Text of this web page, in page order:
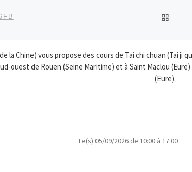
la Chine) vous propose des cours de Tai chi chuan (Tai
ouest de Rouen (Seine Maritime) et à Saint Maclou
(Eure).
Le(s) 05/09/2026 de 10:00 à 17:00